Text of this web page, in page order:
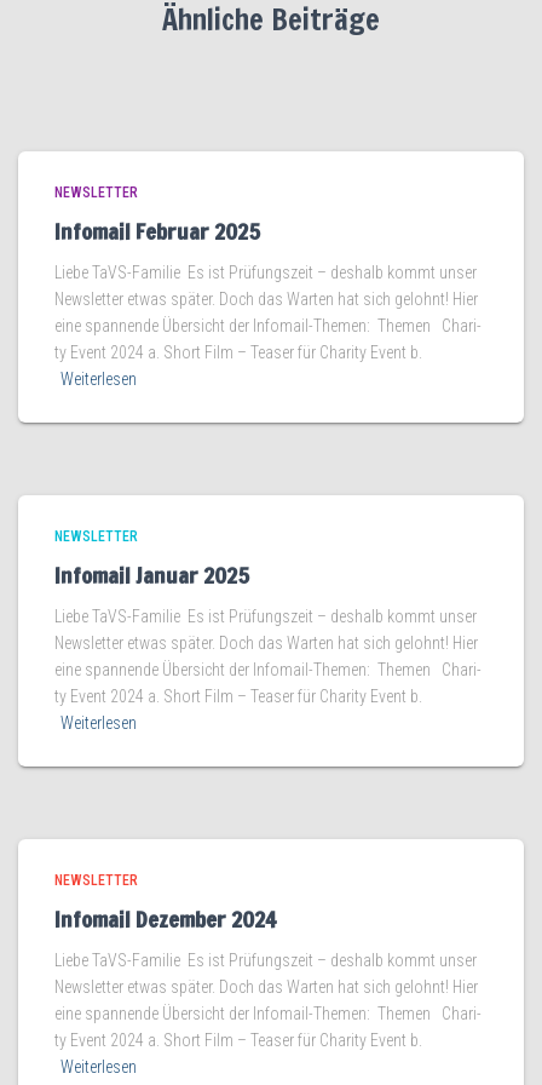
Ähnliche Beiträge
NEWSLETTER
Infomail Februar 2025
Lie­be TaVS-Familie Es ist Prü­fungs­zeit – des­halb kommt unser
News­let­ter etwas spä­ter. Doch das War­ten hat sich gelohnt! Hier
eine span­nen­de Über­sicht der Infomail-Themen: The­men Cha­ri­
ty Event 2024 a. Short Film – Teaser für Cha­ri­ty Event b.
Weiterlesen
NEWSLETTER
Infomail Januar 2025
Lie­be TaVS-Familie Es ist Prü­fungs­zeit – des­halb kommt unser
News­let­ter etwas spä­ter. Doch das War­ten hat sich gelohnt! Hier
eine span­nen­de Über­sicht der Infomail-Themen: The­men Cha­ri­
ty Event 2024 a. Short Film – Teaser für Cha­ri­ty Event b.
Weiterlesen
NEWSLETTER
Infomail Dezember 2024
Lie­be TaVS-Familie Es ist Prü­fungs­zeit – des­halb kommt unser
News­let­ter etwas spä­ter. Doch das War­ten hat sich gelohnt! Hier
eine span­nen­de Über­sicht der Infomail-Themen: The­men Cha­ri­
ty Event 2024 a. Short Film – Teaser für Cha­ri­ty Event b.
Weiterlesen